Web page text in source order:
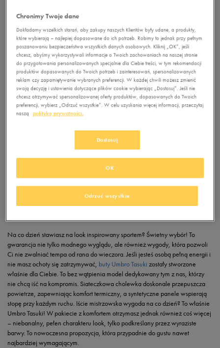
morze, a także do spa czy uzdrowiska. Modne kolory i klasyczny wzór to
sprawdzony sposób na obuwie na lato… i na lata!
Wybierz swoje klapki Umbro Reven
279.99zł
139.99zł- najniższa
Na co dzień stawiasz na look inspirowany sportem? Świetny wybór! To
gwarancja nie tylko modnego wyglądu, ale również wygody, która pozwoli
Ci nie zwalniać tempa od rana do wieczora. Jeśli jesteś osobą pełną energii i
nie masz ochoty się zatrzymywać, buty Umbro Tasuki zostały stworzone
właśnie dla Ciebie. To bez wątpienia model dedykowany tym z nas, którzy
nie chcą iść na kompromis. Siateczkowa cholewka doskonale przepuszcza
powietrze, zapewniając komfort termiczny, a syntetyczne panele wspierają
stopę przy każdym ruchu. Iście mistrzowska wygoda na co dzień? To właśnie
Umbro Tasuki! W pakiecie z komfortem otrzymasz jednak również coś więcej
– niebanalny, pełen charakteru look, tylko podkreślany przez wyraziste
barwy. To nowoczesna propozycja, która przypadnie do gustu nawet
najbardziej wymagającym.
Chronimy Twoje dane
Dokładamy wszelkich starań, aby zakupy naszych Klientów były udane, a produkty,
które wybierają – najlepiej dopasowane do ich potrzeb. Robimy to jednak przy pełnym
poszanowaniu bezpieczeństwa wszystkich danych osobowych. Kliknij „OK”, jeśli
chcesz, abyśmy wykorzystywali informacje o Twoich zachowaniach na naszej stronie
do przygotowania personalizowanych specjalnie dla Ciebie treści, w tym rekomendacji
produktów dopasowanych do Twoich potrzeb i zainteresowań, spersonalizowanych
reklam czy zapamiętywanie wybranych preferencji. W każdej chwili możesz zmienić
swoją decyzję i ustawienia dotyczące plików cookie wybierając „Dostosuj”. Jeśli nie
chcesz otrzymywać spersonalizowanej oferty produktów, dopasowanych do Twoich
preferencji, wybierz „Odrzuć wszystkie”. W celu uzyskania więcej informacji, przeczytaj
naszą
politykę prywatności.
Dostosuj
Odrzuć wszystkie
OK